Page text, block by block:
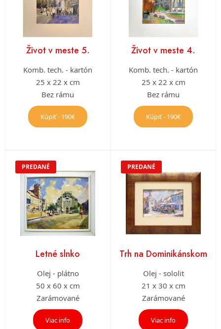
Život v meste 5.
Komb. tech. - kartón
25 x 22 x cm
Bez rámu
Kúpiť - 190€
Život v meste 4.
Komb. tech. - kartón
25 x 22 x cm
Bez rámu
Kúpiť - 190€
PREDANÉ
Letné slnko
Olej - plátno
50 x 60 x cm
Zarámované
Viac info
PREDANÉ
Trh na Dominikánskom
Olej - sololit
21 x 30 x cm
Zarámované
Viac info